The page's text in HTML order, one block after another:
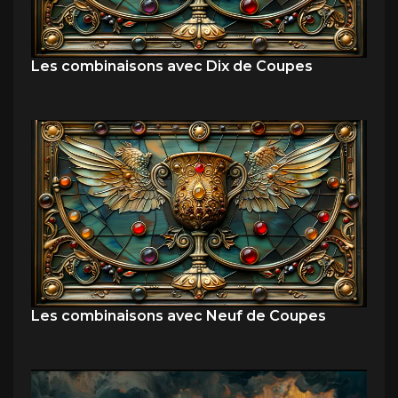
Les combinaisons avec Dix de Coupes
Les combinaisons avec Neuf de Coupes